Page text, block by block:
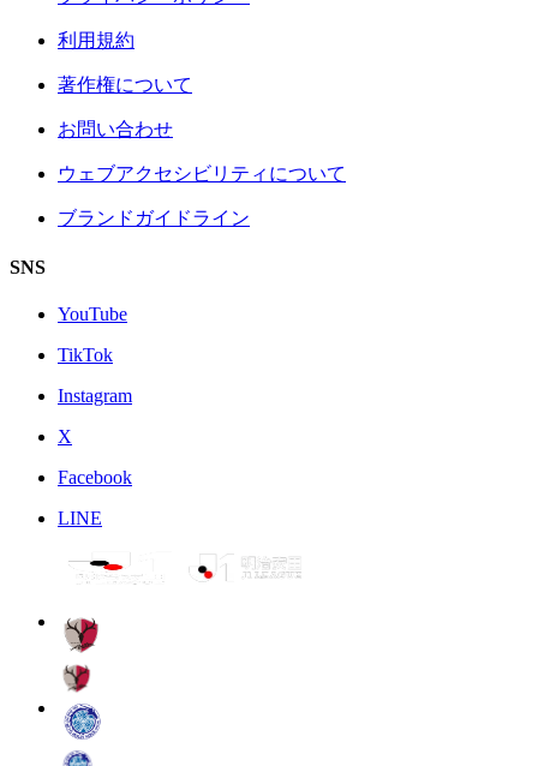
利用規約
著作権について
お問い合わせ
ウェブアクセシビリティについて
ブランドガイドライン
SNS
YouTube
TikTok
Instagram
X
Facebook
LINE